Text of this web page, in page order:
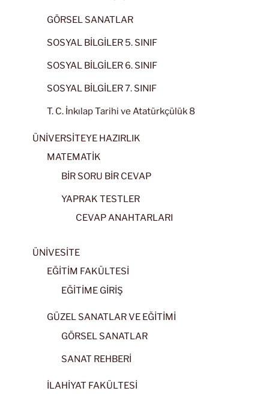
GÖRSEL SANATLAR
SOSYAL BİLGİLER 5. SINIF
SOSYAL BİLGİLER 6. SINIF
SOSYAL BİLGİLER 7. SINIF
T. C. İnkılap Tarihi ve Atatürkçülük 8
ÜNİVERSİTEYE HAZIRLIK
MATEMATİK
BİR SORU BİR CEVAP
YAPRAK TESTLER
CEVAP ANAHTARLARI
ÜNİVESİTE
EĞİTİM FAKÜLTESİ
EĞİTİME GİRİŞ
GÜZEL SANATLAR VE EĞİTİMİ
GÖRSEL SANATLAR
SANAT REHBERİ
İLAHİYAT FAKÜLTESİ